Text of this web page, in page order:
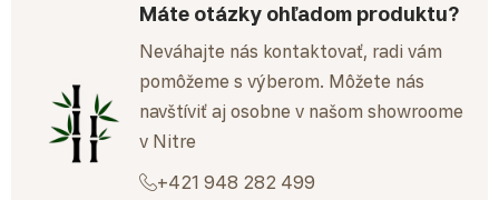
Máte otázky ohľadom produktu?
Neváhajte nás kontaktovať, radi vám
pomôžeme s výberom. Môžete nás
navštíviť aj osobne v našom showroome
v Nitre
+421 948 282 499